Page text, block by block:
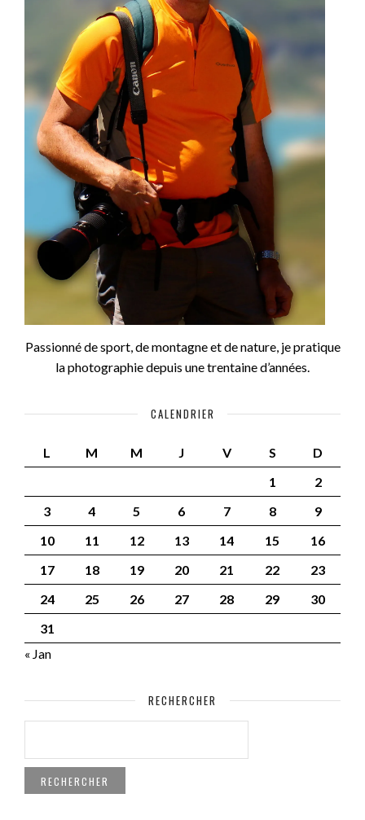
Passionné de sport, de montagne et de nature, je pratique
la photographie depuis une trentaine d’années.
CALENDRIER
L M M J V S
D
1
2
3
4 5 6 7 8
9
10
11 12 13 14 15
16
17
18 19 20 21 22
23
24
25 26 27 28 29
30
31
« Jan
RECHERCHER